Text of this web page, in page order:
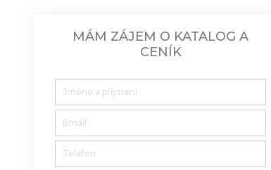
MÁM ZÁJEM O KATALOG A
CENÍK